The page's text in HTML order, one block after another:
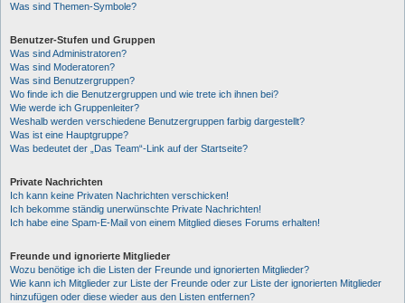
Was sind Themen-Symbole?
Benutzer-Stufen und Gruppen
Was sind Administratoren?
Was sind Moderatoren?
Was sind Benutzergruppen?
Wo finde ich die Benutzergruppen und wie trete ich ihnen bei?
Wie werde ich Gruppenleiter?
Weshalb werden verschiedene Benutzergruppen farbig dargestellt?
Was ist eine Hauptgruppe?
Was bedeutet der „Das Team“-Link auf der Startseite?
Private Nachrichten
Ich kann keine Privaten Nachrichten verschicken!
Ich bekomme ständig unerwünschte Private Nachrichten!
Ich habe eine Spam-E-Mail von einem Mitglied dieses Forums erhalten!
Freunde und ignorierte Mitglieder
Wozu benötige ich die Listen der Freunde und ignorierten Mitglieder?
Wie kann ich Mitglieder zur Liste der Freunde oder zur Liste der ignorierten Mitglieder
hinzufügen oder diese wieder aus den Listen entfernen?